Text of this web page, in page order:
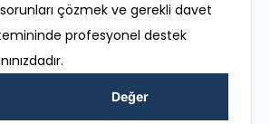
çözmek ve gerekli davet
profesyonel destek
Değer